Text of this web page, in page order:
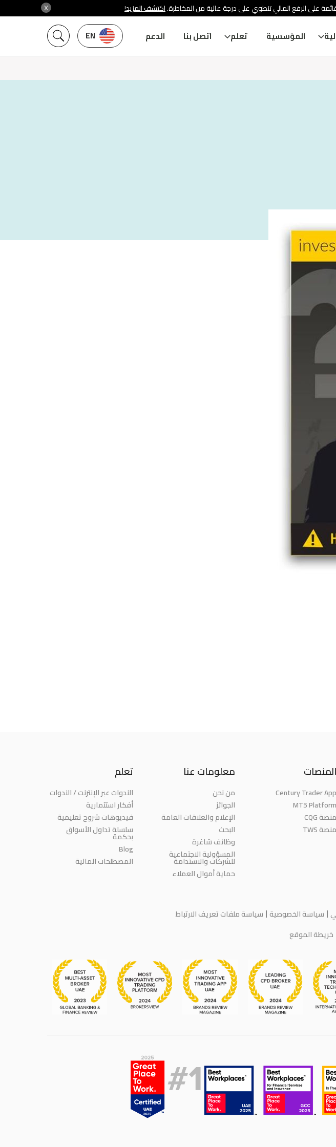
X على الرفع المالي تنطوي على درجة عالية من المخاطرة.اكتشف المزيد!
EN المؤسسية تعلم اتصل بنا الدعم
المنصات
Century Trader App
MT5 Platform
منصة CQG
منصة TWS
معلومات عنا
من نحن
الجوائز
الإعلام والعلاقات العامة
البحث
وظائف شاغرة
المسؤولية الاجتماعية
للشركات والاستدامة
حماية أموال العملاء
تعلم
الندوات عبر الإنترنت / الندوات
أفكار استثمارية
فيديوهات شروح تعليمية
سلسلة تداول الأسواق
بحكمة
Blog
المصطلحات المالية
سياسة الخصوصية سياسة ملفات تعريف الارتباط
خريطة الموقع